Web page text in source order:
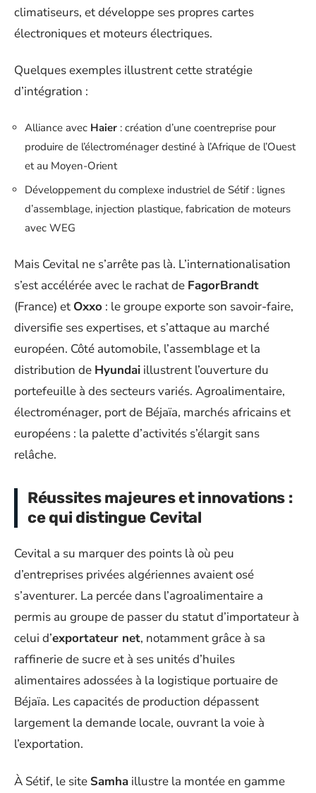
climatiseurs, et développe ses propres cartes
électroniques et moteurs électriques.
Quelques exemples illustrent cette stratégie
d’intégration :
Alliance avec Haier : création d’une coentreprise pour
produire de l’électroménager destiné à l’Afrique de l’Ouest
et au Moyen-Orient
Développement du complexe industriel de Sétif : lignes
d’assemblage, injection plastique, fabrication de moteurs
avec WEG
Mais Cevital ne s’arrête pas là. L’internationalisation
s’est accélérée avec le rachat de FagorBrandt
(France) et Oxxo : le groupe exporte son savoir-faire,
diversifie ses expertises, et s’attaque au marché
européen. Côté automobile, l’assemblage et la
distribution de Hyundai illustrent l’ouverture du
portefeuille à des secteurs variés. Agroalimentaire,
électroménager, port de Béjaïa, marchés africains et
européens : la palette d’activités s’élargit sans
relâche.
Réussites majeures et innovations :
ce qui distingue Cevital
Cevital a su marquer des points là où peu
d’entreprises privées algériennes avaient osé
s’aventurer. La percée dans l’agroalimentaire a
permis au groupe de passer du statut d’importateur à
celui d’exportateur net, notamment grâce à sa
raffinerie de sucre et à ses unités d’huiles
alimentaires adossées à la logistique portuaire de
Béjaïa. Les capacités de production dépassent
largement la demande locale, ouvrant la voie à
l’exportation.
À Sétif, le site Samha illustre la montée en gamme